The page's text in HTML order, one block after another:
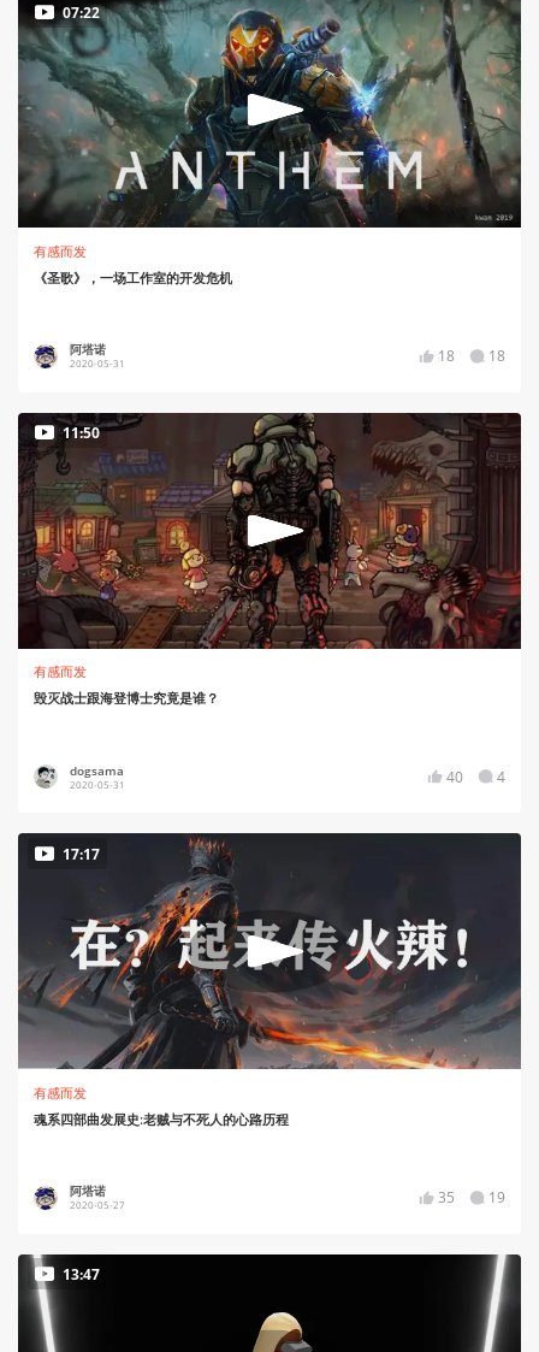
07:22
有感而发
《圣歌》，一场工作室的开发危机
阿塔诺
2020-05-31 18 18
11:50
有感而发
毁灭战士跟海登博士究竟是谁？
dogsama
2020-05-31 40 4
17:17
有感而发
魂系四部曲发展史:老贼与不死人的心路历程
阿塔诺
2020-05-27 35 19
13:47